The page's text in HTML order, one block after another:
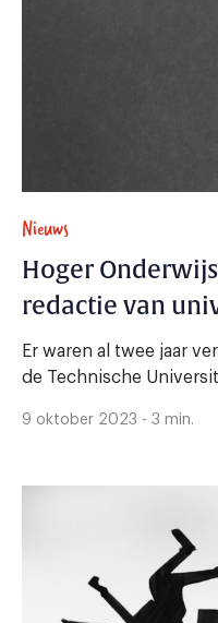
Nieuws
Hoger
redactie van
Er waren al twee jaar
de Technische
9 oktober 2023 - 3 min.